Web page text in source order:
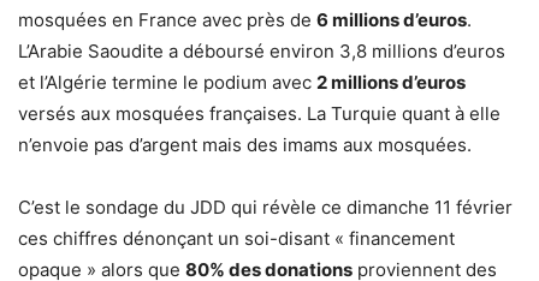
mosquées en France avec près de 6 millions d’euros.
L’Arabie Saoudite a déboursé environ 3,8 millions d’euros
et l’Algérie termine le podium avec 2 millions d’euros
versés aux mosquées françaises. La Turquie quant à elle
n’envoie pas d’argent mais des imams aux mosquées.
C’est le sondage du JDD qui révèle ce dimanche 11 février
ces chiffres dénonçant un soi-disant « financement
opaque » alors que 80% des donations proviennent des